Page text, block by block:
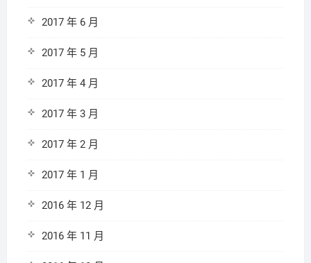
2017 年 6 月
2017 年 5 月
2017 年 4 月
2017 年 3 月
2017 年 2 月
2017 年 1 月
2016 年 12 月
2016 年 11 月